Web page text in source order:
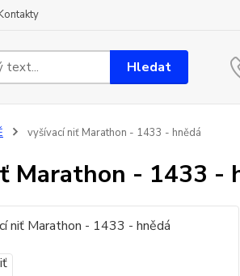
Hledat
vyšívací niť Marathon - 1433 - hnědá
Marathon - 1433 -